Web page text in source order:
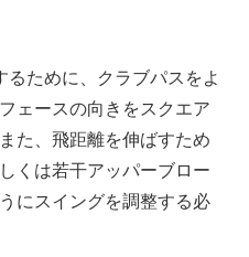
るために、 クラブパスをよ
フェースの向き をスクエア
ま た、飛距離を伸ばすため
し く は若干アッパーブロー
う にスイ ングを調整する必